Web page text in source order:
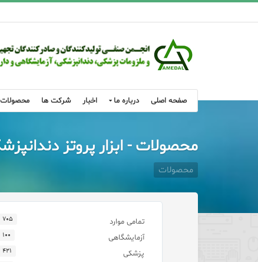
صفحه اصلی درباره ما اخبار شرکت ها محصولات
محصولات - ابزار پروتز
محصولات
تمامی موارد ۷۰۵
آزمایشگاهی ۱۰۰
پزشکی ۴۲۱